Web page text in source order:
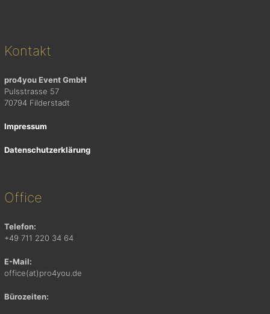
Kontakt
pro4you Event GmbH
Pulsstrasse 57
70794 Filderstadt
Impressum
Datenschutzerklärung
Office
Telefon:
+49 711 220 34 64
E-Mail:
office(at)pro4you.de
Bürozeiten: